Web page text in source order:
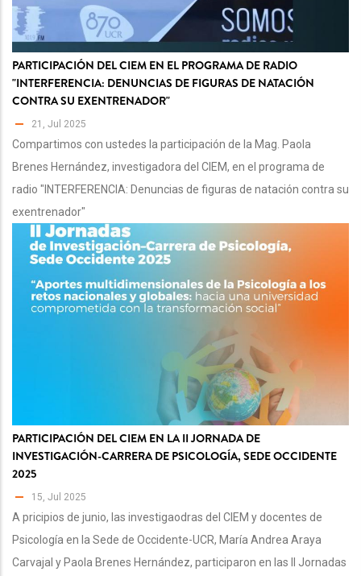
PARTICIPACIÓN DEL CIEM EN EL PROGRAMA DE RADIO
"INTERFERENCIA: DENUNCIAS DE FIGURAS DE NATACIÓN
CONTRA SU EXENTRENADOR"
21, Jul 2025
Compartimos con ustedes la participación de la Mag. Paola
Brenes Hernández, investigadora del CIEM, en el programa de
radio "INTERFERENCIA: Denuncias de figuras de natación contra su
exentrenador"
PARTICIPACIÓN DEL CIEM EN LA II JORNADA DE
INVESTIGACIÓN-CARRERA DE PSICOLOGÍA, SEDE OCCIDENTE
2025
15, Jul 2025
A pricipios de junio, las investigaodras del CIEM y docentes de
Psicología en la Sede de Occidente-UCR, María Andrea Araya
Carvajal y Paola Brenes Hernández, participaron en las II Jornadas